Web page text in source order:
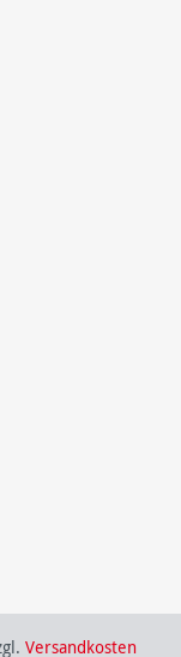
Versandkosten